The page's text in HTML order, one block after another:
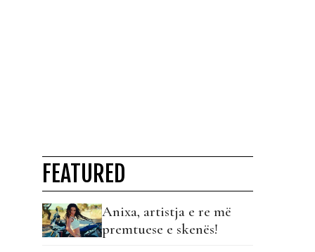
FEATURED
Anixa, artistja e re më
premtuese e skenës!